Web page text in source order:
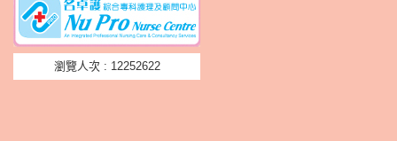
瀏覽人次 : 12252622